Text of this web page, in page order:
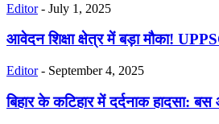
Editor - July 1, 2025
आवेदन शिक्षा क्षेत्र में बड़ा मौका!
Editor - September 4, 2025
बिहार के कटिहार में दर्दनाक हादसा: